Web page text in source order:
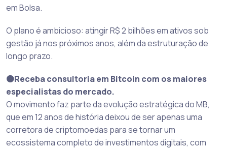
em Bolsa.
O plano é ambicioso: atingir R$ 2 bilhões em ativos sob
gestão já nos próximos anos, além da estruturação de
longo prazo.
🟠Receba consultoria em Bitcoin com os maiores
especialistas do mercado.
O movimento faz parte da evolução estratégica do MB,
que em 12 anos de história deixou de ser apenas uma
corretora de criptomoedas para se tornar um
ecossistema completo de investimentos digitais, com